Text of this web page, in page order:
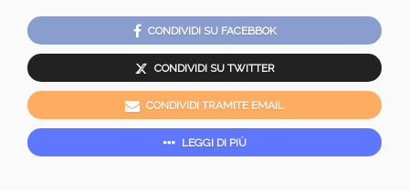
CONDIVIDI SU FACEBBOK
CONDIVIDI SU TWITTER
CONDIVIDI TRAMITE EMAIL
LEGGI DI PIÙ